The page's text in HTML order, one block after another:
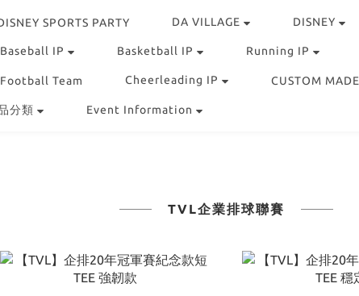
SPORTS PARTY DA VILLAGE DISNEY
Baseball IP Basketball IP Running IP
Team Cheerleading IP CUSTOM MADE
分類 Event Information
TVL企業排球聯賽